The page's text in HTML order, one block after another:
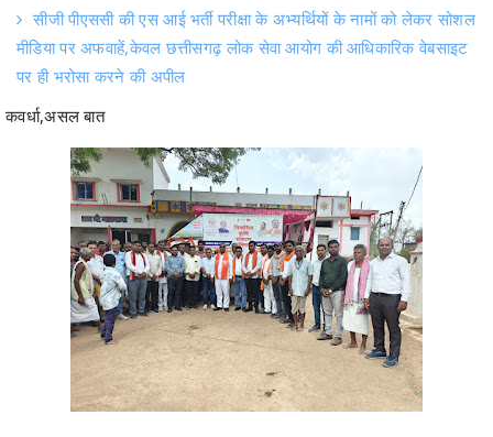
पर ही भरोसा करने की अपील
कवर्धा,असल बात
कवर्धा, कबीरधाम जिले में विकसित कृषि संकल्प अभियान के अंतर्गत कृषि रथ का